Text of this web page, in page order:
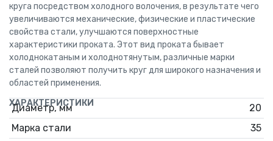
круга посредством холодного волочения, в результате чего
увеличиваются механические, физические и пластические
свойства стали, улучшаются поверхностные
характеристики проката. Этот вид проката бывает
холоднокатаным и холоднотянутым, различные марки
сталей позволяют получить круг для широкого назначения и
областей применения.
ХАРАКТЕРИСТИКИ
Диаметр, мм
20
Марка стали
35